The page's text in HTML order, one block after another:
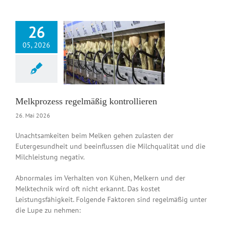
26
05, 2026
regelmäßig
Melkprozess regelmäßig kontrollieren
26. Mai 2026
Unachtsamkeiten beim Melken gehen zulasten der
Eutergesundheit und beeinflussen die Milchqualität und die
Milchleistung negativ.
Abnormales im Verhalten von Kühen, Melkern und der
Melktechnik wird oft nicht erkannt. Das kostet
Leistungsfähigkeit. Folgende Faktoren sind regelmäßig unter
die Lupe zu nehmen: